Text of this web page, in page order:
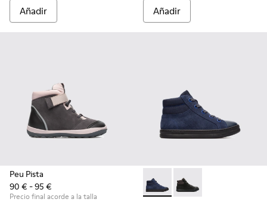
Añadir Añadir
Peu Pista
90 € - 95 €
Precio final acorde a la talla
Runner - K900128-004 -
Runner - K900128-